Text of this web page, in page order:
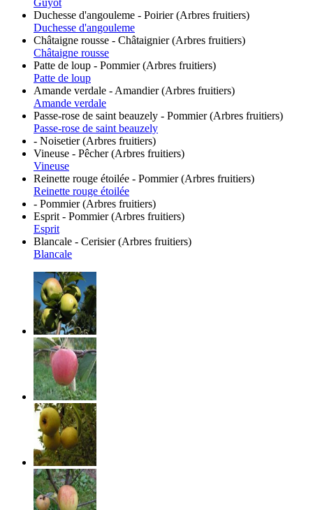
Guyot
Duchesse d'angouleme - Poirier (Arbres fruitiers)
Duchesse d'angouleme
Châtaigne rousse - Châtaignier (Arbres fruitiers)
Châtaigne rousse
Patte de loup - Pommier (Arbres fruitiers)
Patte de loup
Amande verdale - Amandier (Arbres fruitiers)
Amande verdale
Passe-rose de saint beauzely - Pommier (Arbres fruitiers)
Passe-rose de saint beauzely
- Noisetier (Arbres fruitiers)
Vineuse - Pêcher (Arbres fruitiers)
Vineuse
Reinette rouge étoilée - Pommier (Arbres fruitiers)
Reinette rouge étoilée
- Pommier (Arbres fruitiers)
Esprit - Pommier (Arbres fruitiers)
Esprit
Blancale - Cerisier (Arbres fruitiers)
Blancale